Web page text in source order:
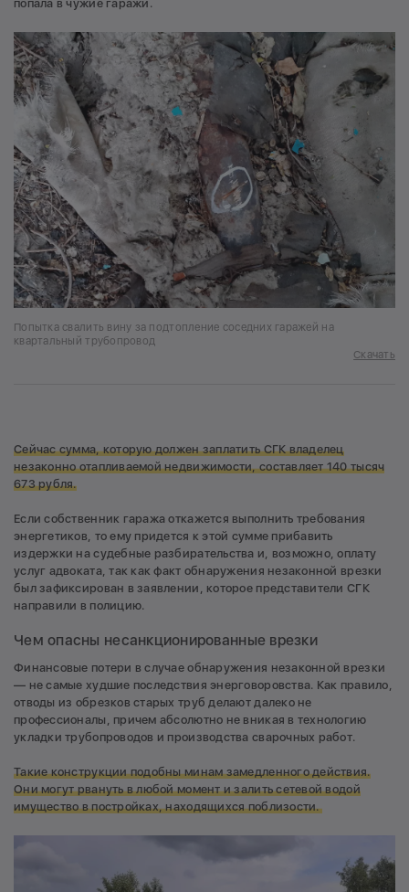
попала в чужие гаражи.
Попытка свалить вину за подтопление соседних гаражей на
квартальный трубопровод
Скачать
Сейчас сумма, которую должен заплатить СГК владелец
незаконно отапливаемой недвижимости, составляет 140 тысяч
673 рубля.
Если собственник гаража откажется выполнить требования
энергетиков, то ему придется к этой сумме прибавить
издержки на судебные разбирательства и, возможно, оплату
услуг адвоката, так как факт обнаружения незаконной врезки
был зафиксирован в заявлении, которое представители СГК
направили в полицию.
Чем опасны несанкционированные врезки
Финансовые потери в случае обнаружения незаконной врезки
— не самые худшие последствия энерговоровства. Как правило,
отводы из обрезков старых труб делают далеко не
профессионалы, причем абсолютно не вникая в технологию
укладки трубопроводов и производства сварочных работ.
Такие конструкции подобны минам замедленного действия.
Они могут рвануть в любой момент и залить сетевой водой
имущество в постройках, находящихся поблизости.